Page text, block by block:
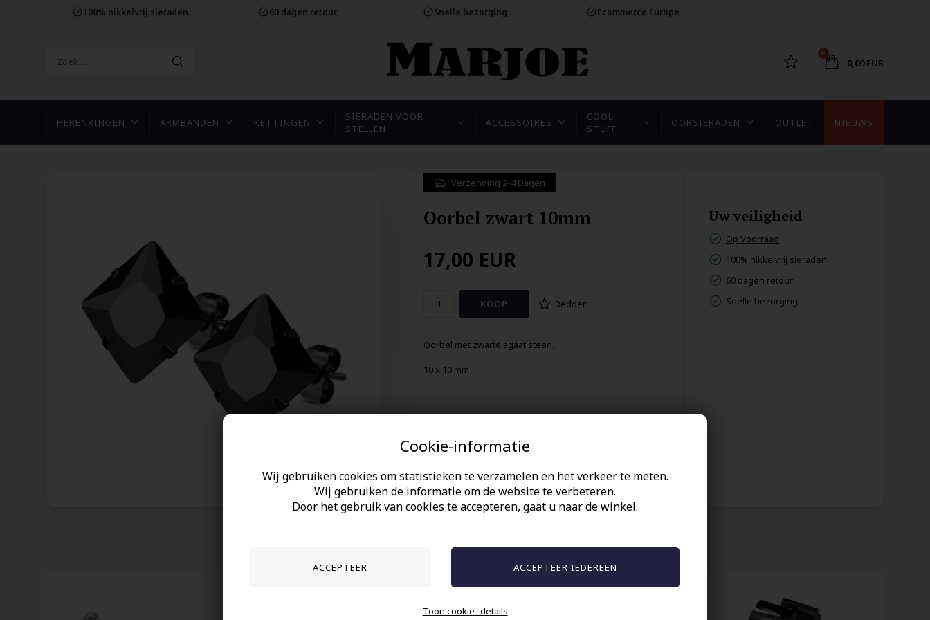
Cookie-informatie
Wij gebruiken cookies om statistieken te verzamelen en het verkeer te meten.
Wij gebruiken de informatie om de website te verbeteren.
Door het gebruik van cookies te accepteren, gaat u naar de winkel.
Toon cookie -details
100% nikkelvrij sieraden 60 dagen retour Snelle bezorging Ecommerce Europe
0
0,00 EUR
HERENRINGEN ARMBANDEN KETTINGEN
SIERADEN VOOR
STELLEN
ACCESSOIRES
COOL
STUFF
OORSIERADEN OUTLET NIEUWS
Verzending 2-4 Dagen
Oorbel zwart 10mm
17,00 EUR
Redden
Oorbel met zwarte agaat steen.
10 x 10 mm
Uw veiligheid
Op Voorraad
100% nikkelvrij sieraden
60 dagen retour
Snelle bezorging
Anderen gekocht hebben ook